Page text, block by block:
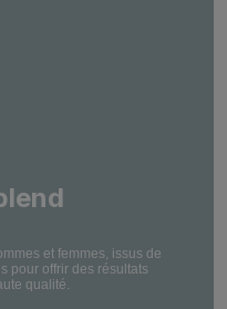
et femmes, issus de
pour offrir des résultats
qualité.